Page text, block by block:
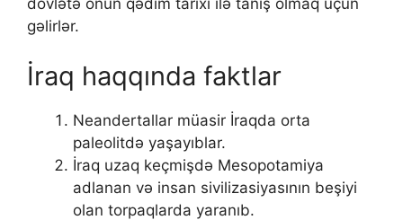
dövlətə onun qədim tarixi ilə tanış olmaq üçün
gəlirlər.
İraq haqqında faktlar
Neandertallar müasir İraqda orta
paleolitdə yaşayıblar.
İraq uzaq keçmişdə Mesopotamiya
adlanan və insan sivilizasiyasının beşiyi
olan torpaqlarda yaranıb.